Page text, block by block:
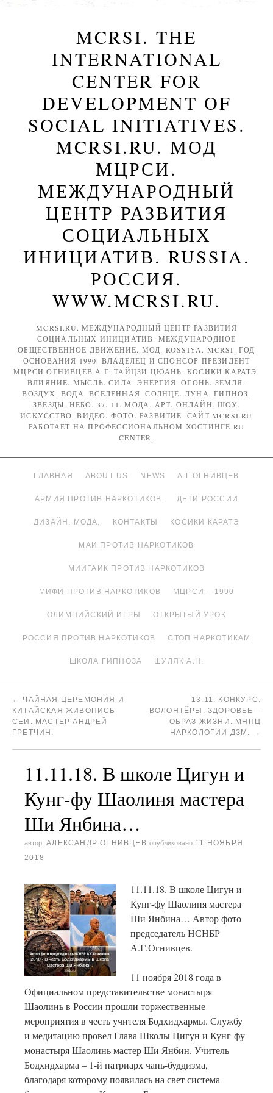
MCRSI. THE
INTERNATIONAL
CENTER FOR
DEVELOPMENT OF
SOCIAL INITIATIVES.
MCRSI.RU. МОД
МЦРСИ.
МЕЖДУНАРОДНЫЙ
ЦЕНТР РАЗВИТИЯ
СОЦИАЛЬНЫХ
ИНИЦИАТИВ. RUSSIA.
РОССИЯ.
WWW.MCRSI.RU.
MCRSI.RU. МЕЖДУНАРОДНЫЙ ЦЕНТР РАЗВИТИЯ
СОЦИАЛЬНЫХ ИНИЦИАТИВ. МЕЖДУНАРОДНОЕ
ОБЩЕСТВЕННОЕ ДВИЖЕНИЕ. МОД. ROSSIYA. MCRSI. ГОД
ОСНОВАНИЯ 1990. ВЛАДЕЛЕЦ И СПОНСОР ПРЕЗИДЕНТ
МЦРСИ ОГНИВЦЕВ А.Г. ТАЙЦЗИ ЦЮАНЬ. КОСИКИ КАРАТЭ.
ВЛИЯНИЕ. МЫСЛЬ. СИЛА. ЭНЕРГИЯ. ОГОНЬ. ЗЕМЛЯ.
ВОЗДУХ. ВОДА. ВСЕЛЕННАЯ. СОЛНЦЕ. ЛУНА. ГИПНОЗ.
ЗВЕЗДЫ. НЕБО. 37. 11. МОДА. АРТ. ОНЛАЙН. ШОУ.
ИСКУССТВО. ВИДЕО. ФОТО. РАЗВИТИЕ. САЙТ MCRSI.RU
РАБОТАЕТ НА ПРОФЕССИОНАЛЬНОМ ХОСТИНГЕ RU
CENTER.
ГЛАВНАЯ ABOUT US NEWS А.Г.ОГНИВЦЕВ
АРМИЯ ПРОТИВ НАРКОТИКОВ. ДЕТИ РОССИИ
ДИЗАЙН. МОДА. КОНТАКТЫ КОСИКИ КАРАТЭ
МАИ ПРОТИВ НАРКОТИКОВ
МИИГАИК ПРОТИВ НАРКОТИКОВ
МИФИ ПРОТИВ НАРКОТИКОВ МЦРСИ – 1990
ОЛИМПИЙСКИЙ ИГРЫ ОТКРЫТЫЙ УРОК
РОССИЯ ПРОТИВ НАРКОТИКОВ СТОП НАРКОТИКАМ
ШКОЛА ГИПНОЗА ШУЛЯК А.Н.
← ЧАЙНАЯ ЦЕРЕМОНИЯ И
КИТАЙСКАЯ ЖИВОПИСЬ
СЕИ. МАСТЕР АНДРЕЙ
ГРЕТЧИН.
13.11. КОНКУРС.
ВОЛОНТЁРЫ. ЗДОРОВЬЕ –
ОБРАЗ ЖИЗНИ. МНПЦ
НАРКОЛОГИИ ДЗМ. →
11.11.18. В школе Цигун и
Кунг-фу Шаолиня мастера
Ши Янбина…
автор: АЛЕКСАНДР ОГНИВЦЕВ опубликовано 11 НОЯБРЯ
2018
11.11.18. В школе Цигун и
Кунг-фу Шаолиня мастера
Ши Янбина… Автор фото
председатель НСНБР
А.Г.Огнивцев.
11 ноября 2018 года в
Официальном представительстве монастыря
Шаолинь в России прошли торжественные
мероприятия в честь учителя Бодхидхармы. Службу
и медитацию провел Глава Школы Цигун и Кунг-фу
монастыря Шаолинь мастер Ши Янбин. Учитель
Бодхидхарма – 1-й патриарх чань-буддизма,
благодаря которому появилась на свет система